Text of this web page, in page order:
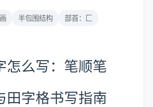
半包围结构 部首：匚
怎么写：笔顺笔
田字格书写指南